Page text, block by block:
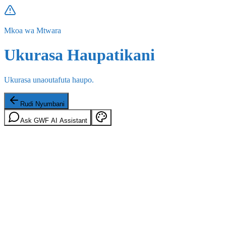
Mkoa wa Mtwara
Ukurasa Haupatikani
Ukurasa unaoutafuta haupo.
Rudi Nyumbani
Ask GWF AI Assistant